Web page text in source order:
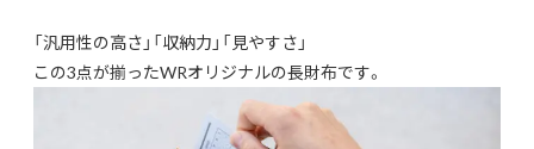
「汎用性の高さ」「収納力」「見やすさ」
この3点が揃ったWRオリジナルの長財布です。